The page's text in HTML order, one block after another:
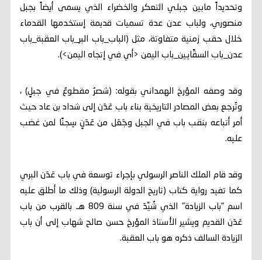
وتحديداً مابين جبلي التعكر والخضراء الذي يسمى أيضاً بجبل
منصوري، ولباب عدن عدة تسميات قديمة إستخدمها القدماء
خلال حقب زمنية متفاوتة، مثل (الباب_باب البر_باب العقبة_باب
عدن_باب السقَّايين_باب اليمن <أي في إتجاه اليمن>).
وقد وصفه المؤرخ الهمداني بقوله: (شصرٌ مقطوعٌ في جبلٍ) ،
وتُرجع بعض المصادر التاريخية بناء باب عَدَن إلى شداد بن عاد حيث
أمر أتباعه بنقب باب في الجبل وجَعَل من عَدَنٍ سِجنًا لمن غضب
عليه.
وقد قام الملك الناصر الرسولي بإجراء توسعة في باب عَدَن البري
كما تفيد رواية كتاب (تاريخ الدولة الرسولية) وذلك ما أطلق عليه
اسم "باب الزيادة" الذي شُيِّدَ في سنة 809 هـ بالقرب من باب
عَدَن القديم ويشير الأستاذ المؤرخ حسن صالح شهاب إلى أن باب
الزيادة السالف ذكره هو باب العقبة.